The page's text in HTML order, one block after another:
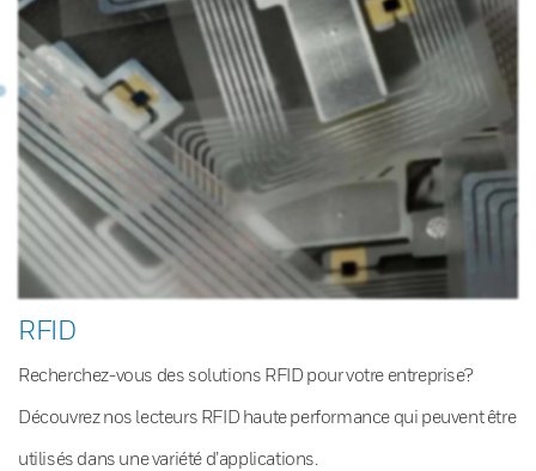
RFID
Recherchez-vous des solutions RFID pour votre entreprise?
Découvrez nos lecteurs RFID haute performance qui peuvent être
utilisés dans une variété d’applications.